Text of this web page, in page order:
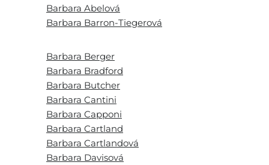
Barbara Abelová
Barbara Barron-Tiegerová
Barbara Berger
Barbara Bradford
Barbara Butcher
Barbara Cantini
Barbara Capponi
Barbara Cartland
Barbara Cartlandová
Barbara Davisová